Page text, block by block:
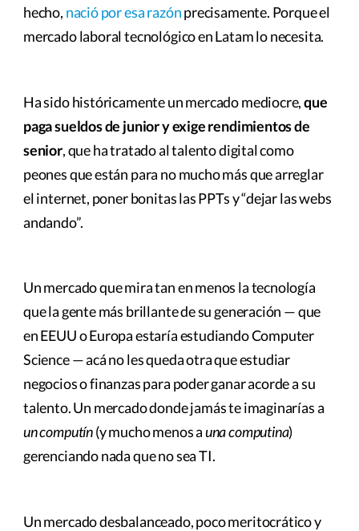
hecho, nació por esa razónprecisamente. Porque el
mercado laboral tecnológico en Latam lo necesita.
Ha sido históricamente un mercado mediocre,que
paga sueldos de junior y exige rendimientos de
senior, que ha tratado al talento digital como
peones que están para no mucho más que arreglar
el internet, poner bonitas las PPTs y “dejar las webs
andando”.
Un mercado que mira tan en menos la tecnología
que la gente más brillante de su generación — que
en EEUU o Europa estaría estudiando Computer
Science — acá no les queda otra que estudiar
negocios o finanzas para poder ganar acorde a su
talento. Un mercado donde jamás te imaginarías a
un computín(y mucho menos auna computina)
gerenciando nada que no sea TI.
Un mercado desbalanceado, poco meritocrático y